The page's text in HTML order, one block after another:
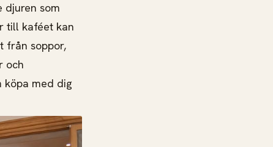
djuren som
till kaféet kan
från soppor,
och
köpa med dig